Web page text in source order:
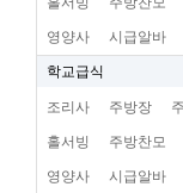
영양사 시급알바
학교급식
조리사 주방장
홀서빙 주방찬모
영양사 시급알바